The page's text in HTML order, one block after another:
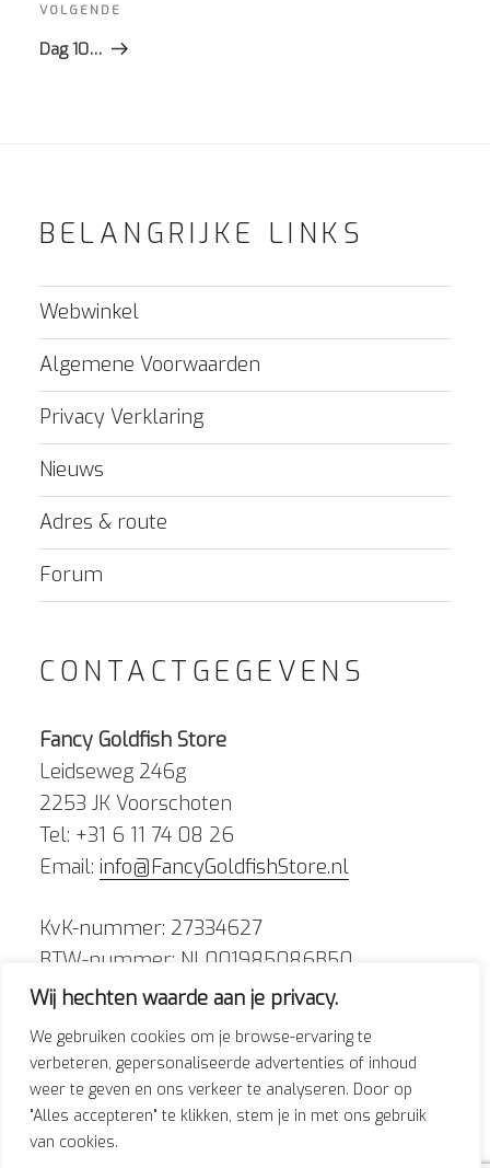
Wij hechten waarde aan je privacy.
We gebruiken cookies om je browse-ervaring te
verbeteren, gepersonaliseerde advertenties of inhoud
weer te geven en ons verkeer te analyseren. Door op
"Alles accepteren" te klikken, stem je in met ons gebruik
van cookies.
Volgend
bericht
VOLGENDE
Dag 10…
BELANGRIJKE LINKS
Webwinkel
Algemene Voorwaarden
Privacy Verklaring
Nieuws
Adres & route
Forum
CONTACTGEGEVENS
Fancy Goldfish Store
Leidseweg 246g
2253 JK Voorschoten
Tel: +31 6 11 74 08 26
Email: info@FancyGoldfishStore.nl
KvK-nummer: 27334627
BTW-nummer: NL001985086B50
FacebookInstagram